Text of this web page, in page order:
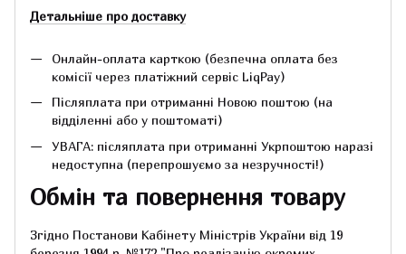
Детальніше про доставку
Онлайн-оплата карткою (безпечна оплата без
комісії через платіжний сервіс LiqPay)
Післяплата при отриманні Новою поштою (на
відділенні або у поштоматі)
УВАГА: післяплата при отриманні Укрпоштою наразі
недоступна (перепрошуємо за незручності!)
Обмін та повернення товару
Згідно Постанови Кабінету Міністрів України від 19